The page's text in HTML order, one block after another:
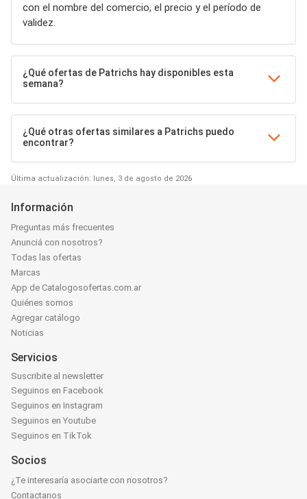
con el nombre del comercio, el precio y el período de
validez.
¿Qué ofertas de Patrichs hay disponibles esta
semana?
¿Qué otras ofertas similares a Patrichs puedo
encontrar?
Última actualización: lunes, 3 de agosto de 2026
Información
Preguntas más frecuentes
Anunciá con nosotros?
Todas las ofertas
Marcas
App de Catalogosofertas.com.ar
Quiénes somos
Agregar catálogo
Noticias
Servicios
Suscribite al newsletter
Seguinos en Facebook
Seguinos en Instagram
Seguinos en Youtube
Seguinos en TikTok
Socios
¿Te interesaría asociarte con nosotros?
Contactanos